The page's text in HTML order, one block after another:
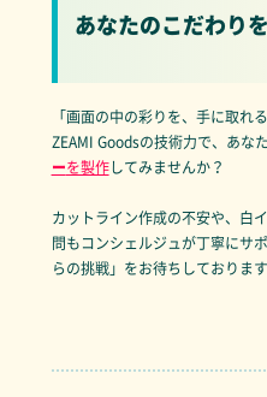
あなたのこだわり
「画面の中の彩りを、手に取れ
ZEAMI Goodsの技術力で、あな
ーを製作してみませんか？
カットライン作成の不安や、白
問もコンシェルジュが丁寧にサ
らの挑戦」をお待ちしております